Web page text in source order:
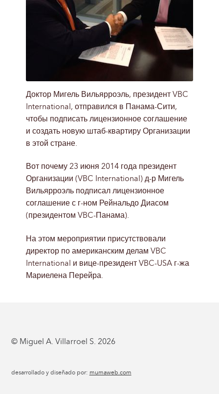
Доктор Мигель Вильярроэль, президент VBC
International, отправился в Панама-Сити,
чтобы подписать лицензионное соглашение
и создать новую штаб-квартиру Организации
в этой стране.
Вот почему 23 июня 2014 года президент
Организации (VBC International) д-р Мигель
Вильярроэль подписал лицензионное
соглашение с г-ном Рейнальдо Диасом
(президентом VBC-Панама).
На этом мероприятии присутствовали
директор по американским делам VBC
International и вице-президент VBC-USA г-жа
Мариелена Перейра.
© Miguel A. Villarroel S. 2026
desarrollado y diseñado por: mumaweb.com